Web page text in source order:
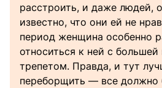
расстроить, и даже людей,
известно, что они ей не
период женщина особенно
относиться к ней с
трепетом. Правда, и тут
переборщить — все должно